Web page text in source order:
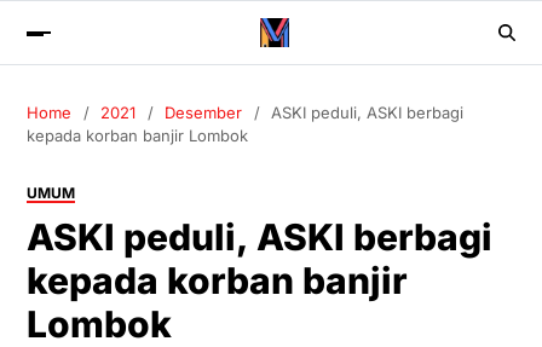
Home 2021 Desember
ASKI peduli, ASKI berbagi
kepada korban banjir Lombok
UMUM
ASKI peduli, ASKI berbagi
kepada korban banjir
Lombok